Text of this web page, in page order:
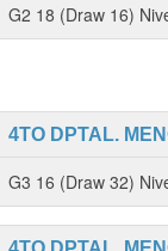
G2 18 (Draw 16)
4TO DPTAL.
G3 16 (Draw 32)